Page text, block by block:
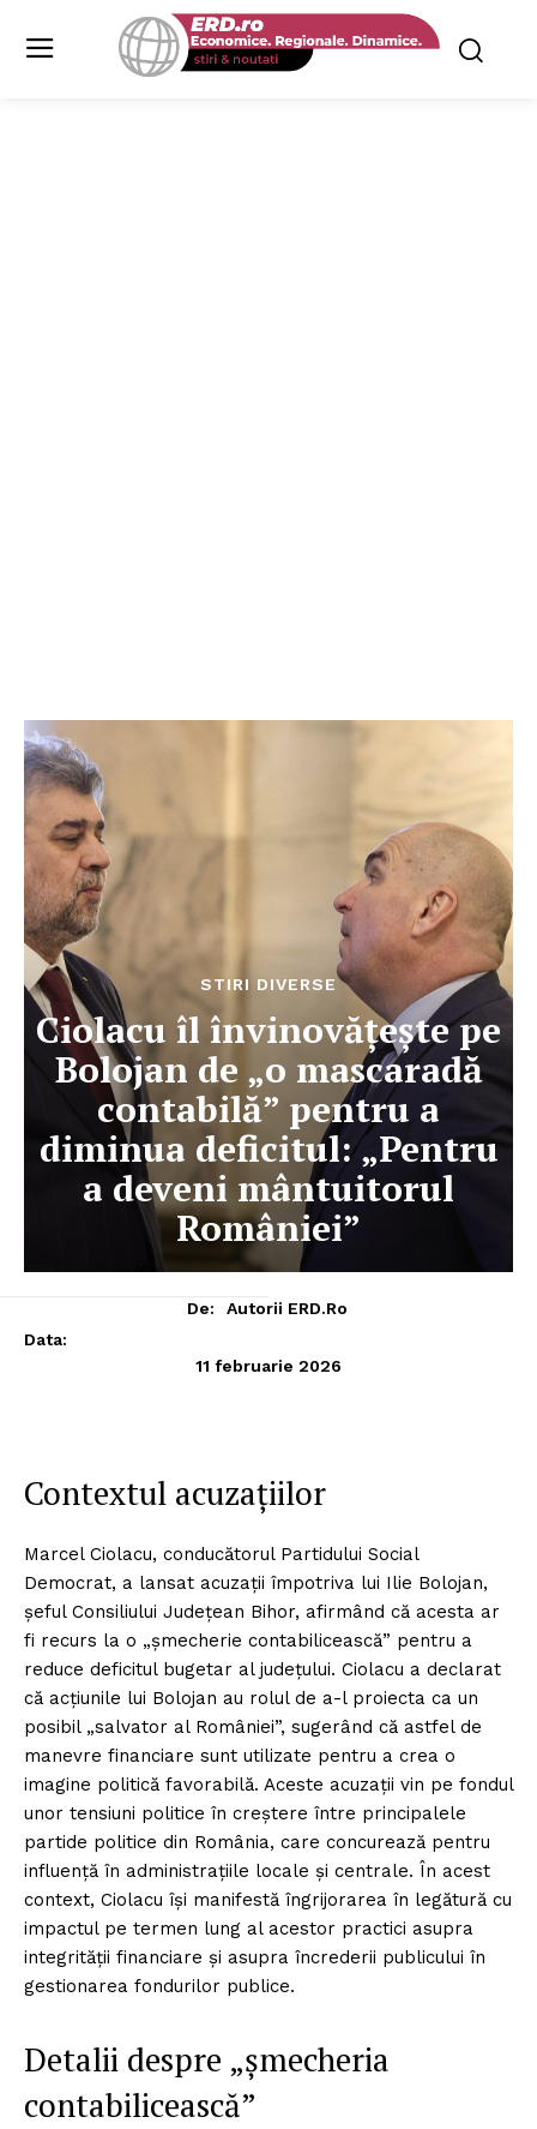
STIRI DIVERSE
Ciolacu îl învinovățește pe
Bolojan de „o mascaradă
contabilă” pentru a
diminua deficitul: „Pentru
a deveni mântuitorul
României”
De:
Autorii ERD.ro
Data:
11 februarie 2026
Contextul acuzațiilor
Marcel Ciolacu, conducătorul Partidului Social
Democrat, a lansat acuzații împotriva lui Ilie Bolojan,
șeful Consiliului Județean Bihor, afirmând că acesta ar
fi recurs la o „șmecherie contabilicească” pentru a
reduce deficitul bugetar al județului. Ciolacu a declarat
că acțiunile lui Bolojan au rolul de a-l proiecta ca un
posibil „salvator al României”, sugerând că astfel de
manevre financiare sunt utilizate pentru a crea o
imagine politică favorabilă. Aceste acuzații vin pe fondul
unor tensiuni politice în creștere între principalele
partide politice din România, care concurează pentru
influență în administrațiile locale și centrale. În acest
context, Ciolacu își manifestă îngrijorarea în legătură cu
impactul pe termen lung al acestor practici asupra
integrității financiare și asupra încrederii publicului în
gestionarea fondurilor publice.
Detalii despre „șmecheria
contabilicească”